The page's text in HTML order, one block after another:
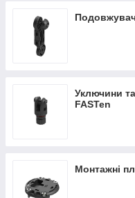
Уключини
FASTen
Монтажні